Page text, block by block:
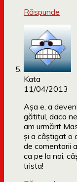
Răspunde
Kata
11/04/2013
Așa e, a
gătitul, daca
am urmărit
și a câștigat o
de comentarii
ca pe la noi,
trista!